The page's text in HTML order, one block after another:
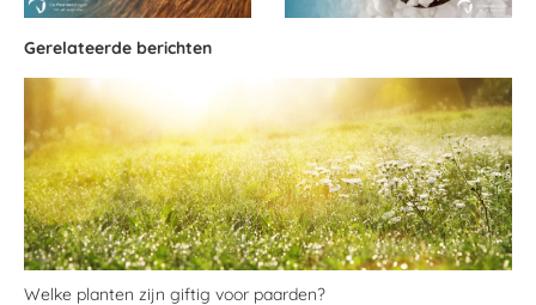
Gerelateerde berichten
Welke planten zijn giftig voor paarden?